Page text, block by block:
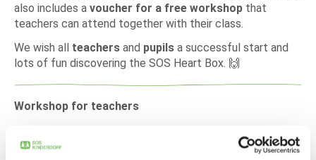
also includes a voucher for a free workshop that
teachers can attend together with their class.
We wish all teachers and pupils a successful start and
lots of fun discovering the SOS Heart Box. 🙌
Workshop for teachers
We are offering an introductory workshop for the
2025/2026
school year for all teachers who would like to